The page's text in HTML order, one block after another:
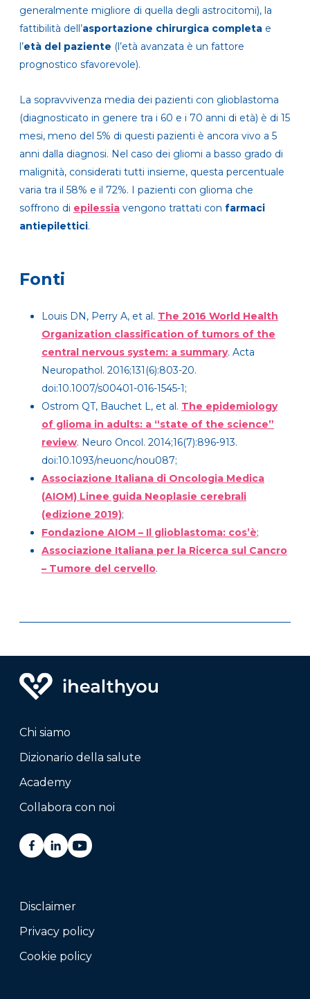
generalmente migliore di quella degli astrocitomi), la
fattibilità dell’asportazione chirurgica completa e
l’età del paziente (l’età avanzata è un fattore
prognostico sfavorevole).
La sopravvivenza media dei pazienti con glioblastoma
(diagnosticato in genere tra i 60 e i 70 anni di età) è di 15
mesi, meno del 5% di questi pazienti è ancora vivo a 5
anni dalla diagnosi. Nel caso dei gliomi a basso grado di
malignità, considerati tutti insieme, questa percentuale
varia tra il 58% e il 72%. I pazienti con glioma che
soffrono di epilessia vengono trattati con farmaci
antiepilettici.
Fonti
Louis DN, Perry A, et al. The 2016 World Health
Organization classification of tumors of the
central nervous system: a summary. Acta
Neuropathol. 2016;131(6):803-20.
doi:10.1007/s00401-016-1545-1;
Ostrom QT, Bauchet L, et al. The epidemiology
of glioma in adults: a “state of the science”
review. Neuro Oncol. 2014;16(7):896-913.
doi:10.1093/neuonc/nou087;
Associazione Italiana di Oncologia Medica
(AIOM) Linee guida Neoplasie cerebrali
(edizione 2019);
Fondazione AIOM – Il glioblastoma: cos’è;
Associazione Italiana per la Ricerca sul Cancro
– Tumore del cervello.
Chi siamo
Dizionario della salute
Academy
Collabora con noi
Disclaimer
Privacy policy
Cookie policy